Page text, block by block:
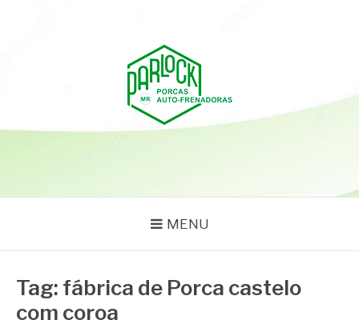
MENU
Tag: fábrica de Porca castelo
com coroa